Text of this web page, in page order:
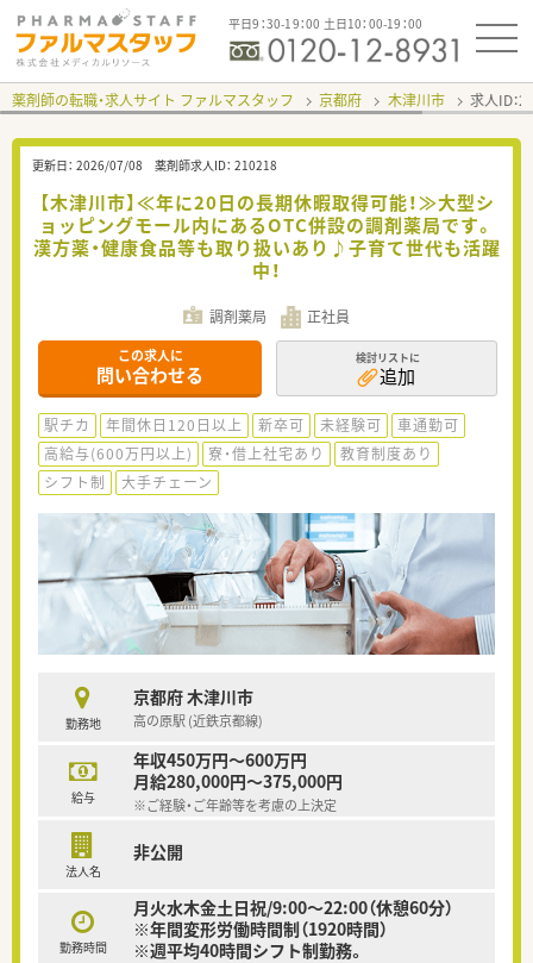
平日9：30-19：00 土日10：00-19：00
薬剤師の転職・求人サイト ファルマスタッフ 京都府 木津川市 求人ID：
更新日： 2026/07/08 薬剤師求人ID： 210218
【木津川市】≪年に20日の長期休暇取得可能！≫大型シ
ョッピングモール内にあるOTC併設の調剤薬局です。
漢方薬・健康食品等も取り扱いあり♪子育て世代も活躍
中！
調剤薬局 正社員
この求人に
問い合わせる
検討リストに
追加
駅チカ 年間休日120日以上 新卒可 未経験可
車通勤可
高給与(600万円以上)
寮・借上社宅あり
教育制度あり
シフト制
大手チェーン
勤務地
京都府 木津川市
高の原駅 (近鉄京都線)
給与
年収450万円～600万円
月給280,000円～375,000円
※ご経験・ご年齢等を考慮の上決定
法人名
非公開
勤務時間
月火水木金土日祝/9:00～22:00（休憩60分）
※年間変形労働時間制（1920時間）
※週平均40時間シフト制勤務。